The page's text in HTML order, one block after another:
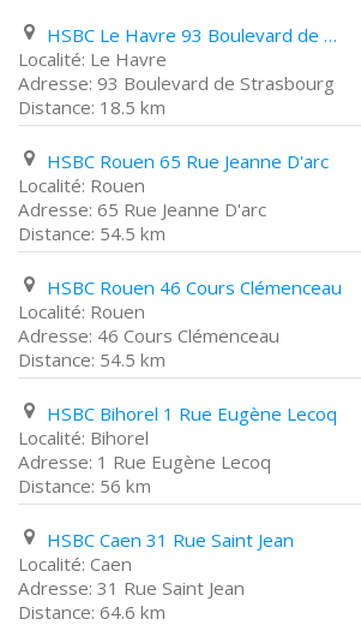
HSBC Le Havre 93 Boulevard de Strasbourg
Le Havre
93 Boulevard de Strasbourg
18.5 km
HSBC Rouen 65 Rue Jeanne D'arc
Rouen
65 Rue Jeanne D'arc
54.5 km
HSBC Rouen 46 Cours Clémenceau
Rouen
46 Cours Clémenceau
54.5 km
HSBC Bihorel 1 Rue Eugène Lecoq
Bihorel
1 Rue Eugène Lecoq
56 km
HSBC Caen 31 Rue Saint Jean
Caen
31 Rue Saint Jean
64.6 km